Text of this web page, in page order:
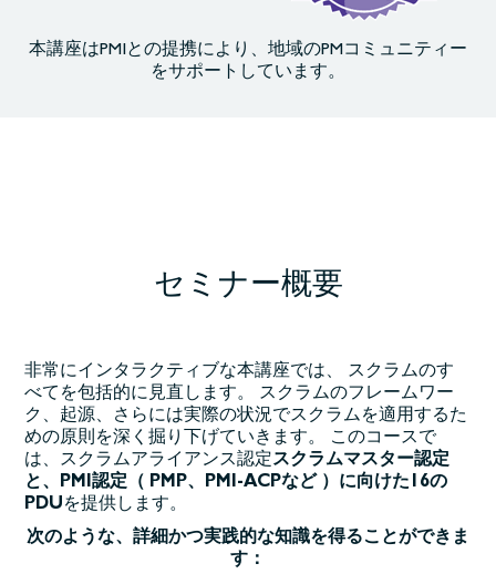
本講座はPMIとの提携により、地域のPMコミュニティー
をサポートしています。
セミナー概要
非常にインタラクティブな本講座では、 スクラムのす
べてを包括的に見直します。 スクラムのフレームワー
ク、起源、さらには実際の状況でスクラムを適用するた
めの原則を深く掘り下げていきます。
このコースで
は、スクラムアライアンス認定スクラムマスター認定
と、PMI認定（ PMP、PMI-ACPなど ）に向けた16の
PDUを提供します。
次のような、詳細かつ実践的な知識を得ることができま
す：